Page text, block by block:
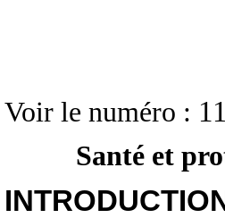
Voir le numéro :
Santé et